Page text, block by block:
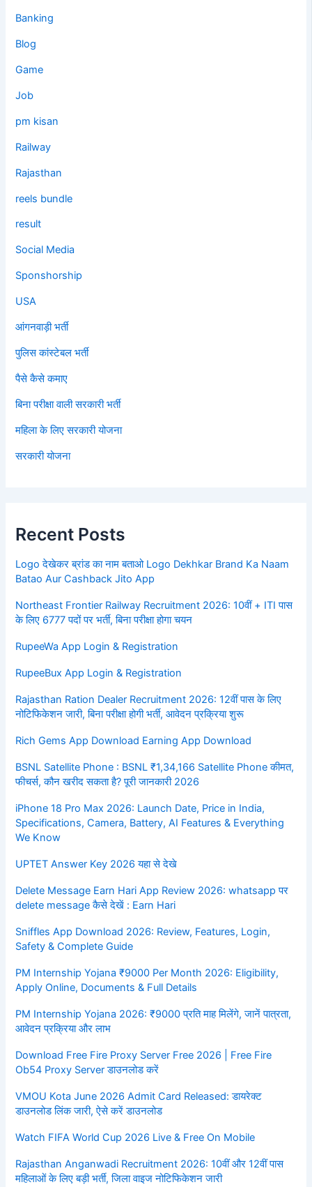
Banking
Blog
Game
Job
pm kisan
Railway
Rajasthan
reels bundle
result
Social Media
Sponshorship
USA
आंगनवाड़ी भर्ती
पुलिस कांस्टेबल भर्ती
पैसे कैसे कमाए
बिना परीक्षा वाली सरकारी भर्ती
महिला के लिए सरकारी योजना
सरकारी योजना
Recent Posts
Logo देखेकर ब्रांड का नाम बताओ Logo Dekhkar Brand Ka Naam
Batao Aur Cashback Jito App
Northeast Frontier Railway Recruitment 2026: 10वीं + ITI पास
के लिए 6777 पदों पर भर्ती, बिना परीक्षा होगा चयन
RupeeWa App Login & Registration
RupeeBux App Login & Registration
Rajasthan Ration Dealer Recruitment 2026: 12वीं पास के लिए
नोटिफिकेशन जारी, बिना परीक्षा होगी भर्ती, आवेदन प्रक्रिया शुरू
Rich Gems App Download Earning App Download
BSNL Satellite Phone : BSNL ₹1,34,166 Satellite Phone कीमत,
फीचर्स, कौन खरीद सकता है? पूरी जानकारी 2026
iPhone 18 Pro Max 2026: Launch Date, Price in India,
Specifications, Camera, Battery, AI Features & Everything
We Know
UPTET Answer Key 2026 यहा से देखे
Delete Message Earn Hari App Review 2026: whatsapp पर
delete message कैसे देखें : Earn Hari
Sniffles App Download 2026: Review, Features, Login,
Safety & Complete Guide
PM Internship Yojana ₹9000 Per Month 2026: Eligibility,
Apply Online, Documents & Full Details
PM Internship Yojana 2026: ₹9000 प्रति माह मिलेंगे, जानें पात्रता,
आवेदन प्रक्रिया और लाभ
Download Free Fire Proxy Server Free 2026 | Free Fire
Ob54 Proxy Server डाउनलोड करें
VMOU Kota June 2026 Admit Card Released: डायरेक्ट
डाउनलोड लिंक जारी, ऐसे करें डाउनलोड
Watch FIFA World Cup 2026 Live & Free On Mobile
Rajasthan Anganwadi Recruitment 2026: 10वीं और 12वीं पास
महिलाओं के लिए बड़ी भर्ती, जिला वाइज नोटिफिकेशन जारी